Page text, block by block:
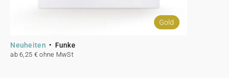
Gold
Neuheiten Funke
ab 6,25 € ohne MwSt